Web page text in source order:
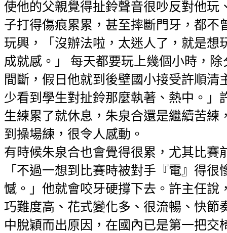
使他的父親覺得扯鈴聲音很吵反對他玩
子打得傷痕累累，甚至摔斷門牙，都不
玩興，「沒辦法啦，太迷人了，就是想
成就感。」 每天都要玩上幾個小時，
間斷，假日他就到後壁國小接受許順清
少看到學生對扯鈴那麼執著、熱中。」
生練累了就休息，朱泉合還是繼續苦練
到操場練，很令人感動。
有時候朱泉合也會覺得很累，尤其比賽
「不過一想到比賽時被對手『電』得很
憾。」他就會咬牙硬撐下去。許主任說
巧難度高、花式變化多、很流暢、快節
中脫穎而出原因，在國內已是第一把交